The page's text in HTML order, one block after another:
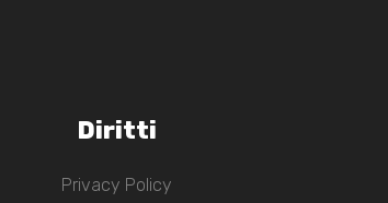
Diritti
Privacy Policy